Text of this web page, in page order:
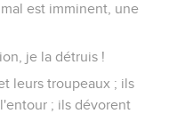
est imminent, une
je la détruis !
leurs troupeaux ; ils
; ils dévorent